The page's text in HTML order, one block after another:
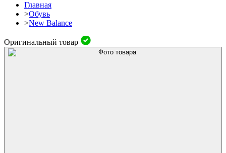
Главная
>Обувь
>New Balance
Оригинальный товар